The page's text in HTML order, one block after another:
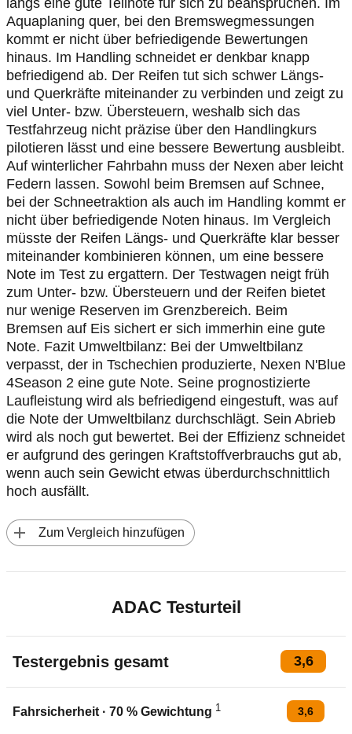
Zum Vergleich hinzufügen
längs eine gute Teilnote für sich zu beanspruchen. Im
Aquaplaning quer, bei den Bremswegmessungen
kommt er nicht über befriedigende Bewertungen
hinaus. Im Handling schneidet er denkbar knapp
befriedigend ab. Der Reifen tut sich schwer Längs-
und Querkräfte miteinander zu verbinden und zeigt zu
viel Unter- bzw. Übersteuern, weshalb sich das
Testfahrzeug nicht präzise über den Handlingkurs
pilotieren lässt und eine bessere Bewertung ausbleibt.
Auf winterlicher Fahrbahn muss der Nexen aber leicht
Federn lassen. Sowohl beim Bremsen auf Schnee,
bei der Schneetraktion als auch im Handling kommt er
nicht über befriedigende Noten hinaus. Im Vergleich
müsste der Reifen Längs- und Querkräfte klar besser
miteinander kombinieren können, um eine bessere
Note im Test zu ergattern. Der Testwagen neigt früh
zum Unter- bzw. Übersteuern und der Reifen bietet
nur wenige Reserven im Grenzbereich. Beim
Bremsen auf Eis sichert er sich immerhin eine gute
Note. Fazit Umweltbilanz: Bei der Umweltbilanz
verpasst, der in Tschechien produzierte, Nexen N'Blue
4Season 2 eine gute Note. Seine prognostizierte
Laufleistung wird als befriedigend eingestuft, was auf
die Note der Umweltbilanz durchschlägt. Sein Abrieb
wird als noch gut bewertet. Bei der Effizienz schneidet
er aufgrund des geringen Kraftstoffverbrauchs gut ab,
wenn auch sein Gewicht etwas überdurchschnittlich
hoch ausfällt.
ADAC Testurteil
Testergebnis gesamt 3,6
Fahrsicherheit · 70 % Gewichtung 1 3,6